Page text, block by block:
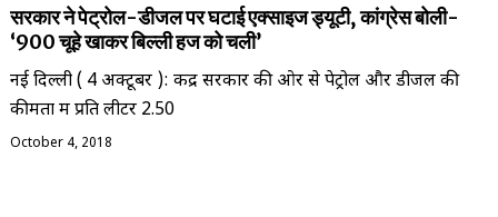
सरकार ने पेट्रोल-डीजल पर घटाई एक्साइज ड्यूटी, कांग्रेस बोली-
‘900 चूहे खाकर बिल्ली हज को चली’
नई दिल्ली ( 4 अक्टूबर ): केंद्र सरकार की ओर से पेट्रोल और डीजल की
कीमतों में प्रति लीटर 2.50
October 4, 2018